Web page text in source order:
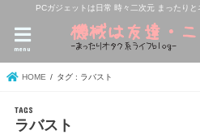
PCガジェットは日常 時々二次元 まったりと
menu
HOME タグ : ラバスト
ラバスト